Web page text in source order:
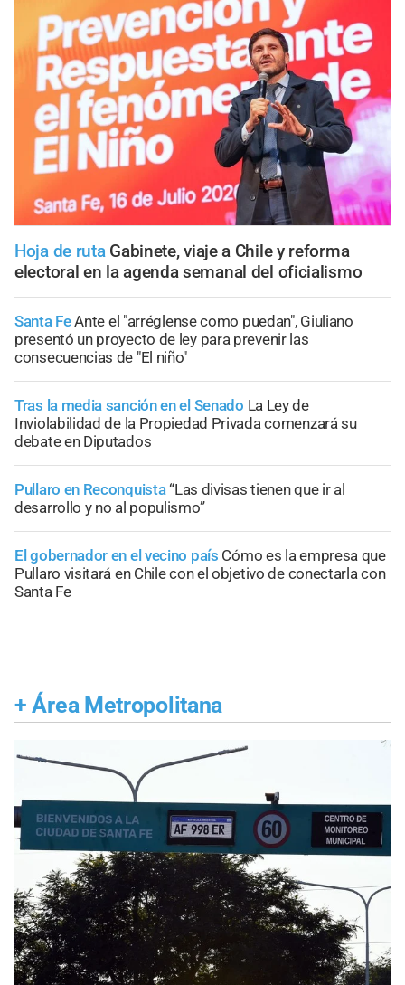
Hoja de ruta Gabinete, viaje a Chile y reforma
electoral en la agenda semanal del oficialismo
Santa FeAnte el "arréglense como puedan", Giuliano
presentó un proyecto de ley para prevenir las
consecuencias de "El niño"
Tras la media sanción en el Senado La Ley de
Inviolabilidad de la Propiedad Privada comenzará su
debate en Diputados
Pullaro en Reconquista“Las divisas tienen que ir al
desarrollo y no al populismo”
El gobernador en el vecino país Cómo es la empresa que
Pullaro visitará en Chile con el objetivo de conectarla con
Santa Fe
+ Área Metropolitana